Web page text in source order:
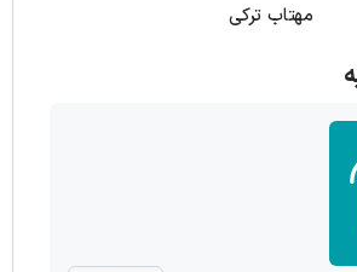
مهتاب ترکی